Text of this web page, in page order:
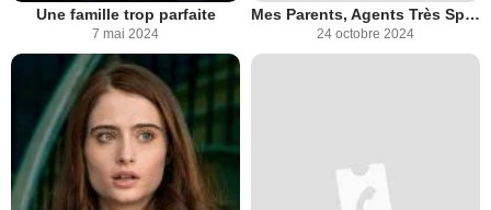
Une famille trop parfaite
7 mai 2024
Mes Parents, Agents Très Spéciaux My Wacko Parents
24 octobre 2024